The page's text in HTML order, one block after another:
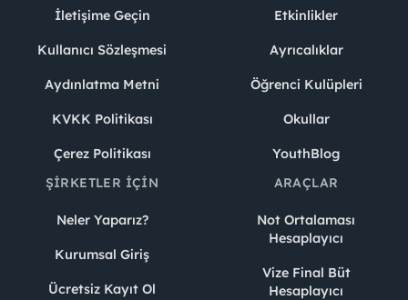
İletişime Geçin
Kullanıcı Sözleşmesi
Aydınlatma Metni
KVKK Politikası
Çerez Politikası
Etkinlikler
Ayrıcalıklar
Öğrenci Kulüpleri
Okullar
YouthBlog
ŞIRKETLER İÇIN
Neler Yaparız?
Kurumsal Giriş
Ücretsiz Kayıt Ol
ARAÇLAR
Not Ortalaması
Hesaplayıcı
Vize Final Büt
Hesaplayıcı